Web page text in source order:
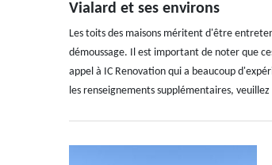
Vialard et ses environs
Les toits des maisons méritent d'être
démoussage. Il est important de noter que
appel à IC Renovation qui a beaucoup
les renseignements supplémentaires,